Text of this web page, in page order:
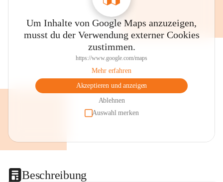
Um Inhalte von Google Maps anzuzeigen,
musst du der Verwendung externer Cookies
zustimmen.
https://www.google.com/maps
Mehr erfahren
Akzeptieren und anzeigen
Ablehnen
Auswahl merken
Beschreibung